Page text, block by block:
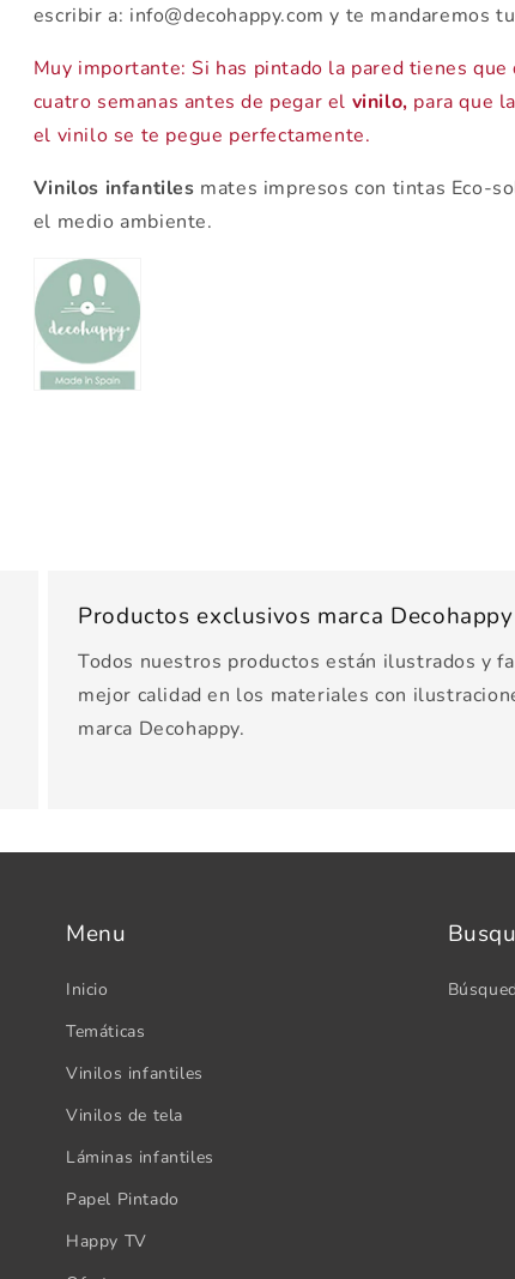
escribir a: info@decohappy.com y te mandaremos
Muy importante: Si has pintado la pared tienes que
cuatro semanas antes de pegar el vinilo, para que
el vinilo se te pegue perfectamente.
Vinilos infantiles mates impresos con tintas Eco-
el medio ambiente.
Productos exclusivos marca Decohappy
Todos nuestros productos están ilustrados y
mejor calidad en los materiales con
marca Decohappy.
Menu
Inicio
Temáticas
Vinilos infantiles
Vinilos de tela
Láminas infantiles
Papel Pintado
Happy TV